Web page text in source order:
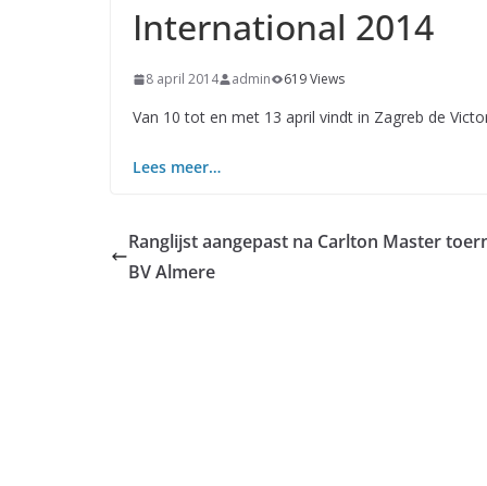
International 2014
8 april 2014 admin 619 Views
Van 10 tot en met 13 april vindt in Zagreb de
Lees meer…
Ranglijst aangepast na Carlton Master
BV Almere